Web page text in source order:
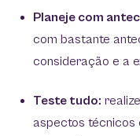
Planeje com
com bastante
consideração e a
Teste tudo:
aspectos técnicos